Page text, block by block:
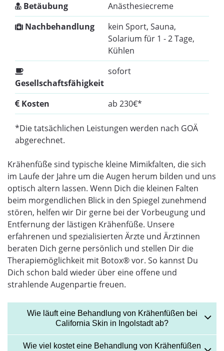
Betäubung
Anästhesiecreme
Nachbehandlung
kein Sport, Sauna,
Solarium für 1 - 2 Tage,
Kühlen
Gesellschaftsfähigkeit
sofort
Kosten ab 230€*
*Die tatsächlichen Leistungen werden nach GOÄ
abgerechnet.
Krähenfüße sind typische kleine Mimikfalten, die sich
im Laufe der Jahre um die Augen herum bilden und uns
optisch altern lassen. Wenn Dich die kleinen Falten
beim morgendlichen Blick in den Spiegel zunehmend
stören, helfen wir Dir gerne bei der Vorbeugung und
Entfernung der lästigen Krähenfüße. Unsere
erfahrenen und spezialisierten Ärzte und Ärztinnen
beraten Dich gerne persönlich und stellen Dir die
Therapiemöglichkeit mit Botox® vor. So kannst Du
Dich schon bald wieder über eine offene und
strahlende Augenpartie freuen.
Wie läuft eine Behandlung von Krähenfüßen bei
California Skin in Ingolstadt ab?
Wie viel kostet eine Behandlung von Krähenfüßen